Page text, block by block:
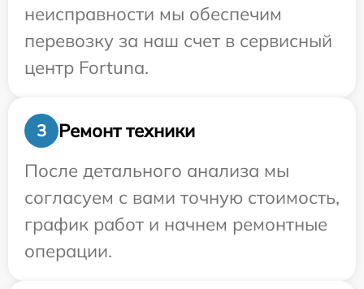
неисправности мы обеспечим
перевозку за наш счет в сервисный
центр Fortuna.
3
Ремонт техники
После детального анализа мы
согласуем с вами точную стоимость,
график работ и начнем ремонтные
операции.